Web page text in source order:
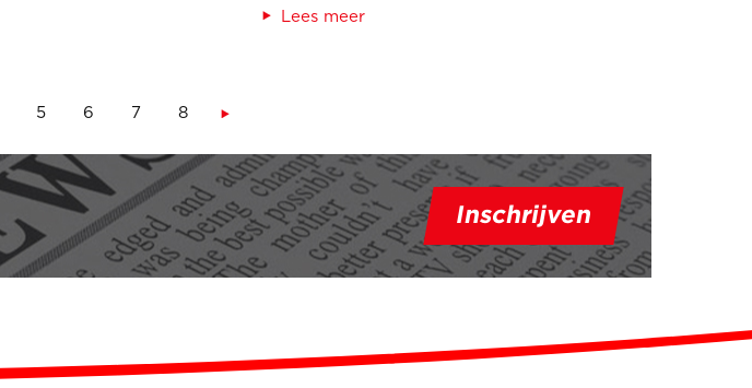
Lees meer
5 6 7 8
Inschrijven